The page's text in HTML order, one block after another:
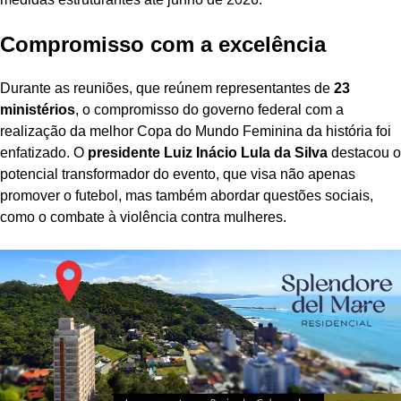
Compromisso com a excelência
Durante as reuniões, que reúnem representantes de 23
ministérios, o compromisso do governo federal com a
realização da melhor Copa do Mundo Feminina da história foi
enfatizado. O presidente Luiz Inácio Lula da Silva destacou o
potencial transformador do evento, que visa não apenas
promover o futebol, mas também abordar questões sociais,
como o combate à violência contra mulheres.